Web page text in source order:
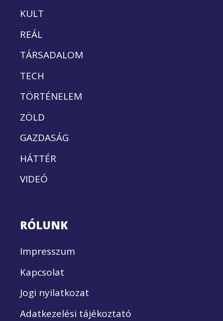
KULT
REÁL
TÁRSADALOM
TECH
TÖRTÉNELEM
ZÖLD
GAZDASÁG
HÁTTÉR
VIDEÓ
RÓLUNK
Impresszum
Kapcsolat
Jogi nyilatkozat
Adatkezelési tájékoztató